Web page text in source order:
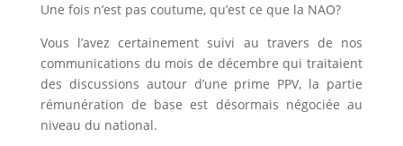
Une fois n’est pas coutume, qu’est ce que la NAO?
Vous l’avez certainement suivi au travers de nos
communications du mois de décembre qui traitaient
des discussions autour d’une prime PPV, la partie
rémunération de base est désormais négociée au
niveau du national.